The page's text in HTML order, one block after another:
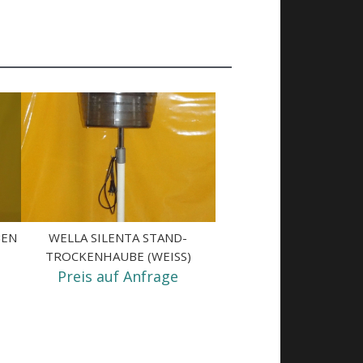
WELLA SILENTA STAND-
TROCKENHAUBE (WEISS)
Preis auf Anfrage